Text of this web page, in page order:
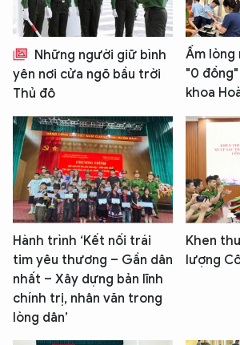
Những người giữ bình
yên nơi cửa ngõ bầu trời
Thủ đô
Ấm lòng
"0
khoa
Hành trình ‘Kết nối trái
tim yêu thương – Gần dân
nhất – Xây dựng bản lĩnh
chính trị, nhân văn trong
lòng dân’
Khen
lượng